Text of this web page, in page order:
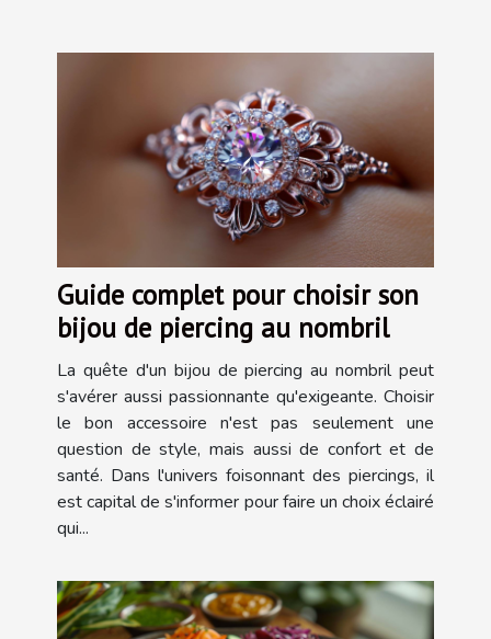
Guide complet pour choisir son
bijou de piercing au nombril
La quête d'un bijou de piercing au nombril peut
s'avérer aussi passionnante qu'exigeante. Choisir
le bon accessoire n'est pas seulement une
question de style, mais aussi de confort et de
santé. Dans l'univers foisonnant des piercings, il
est capital de s'informer pour faire un choix éclairé
qui...